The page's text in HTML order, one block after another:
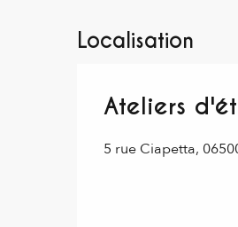
Localisation
Ateliers
5 rue Ciapetta,